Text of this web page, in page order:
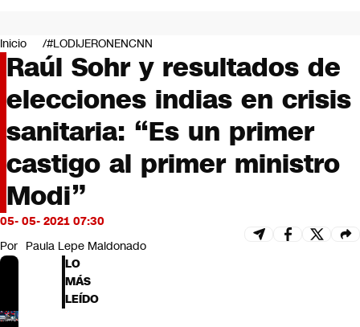
Negocios
Deportes
Programas completos
Cultura
Servicios
Bits
CNN tiempo
Futuro 360
Opinión
Inicio #LODIJERONENCNN
Raúl Sohr y resultados de
elecciones indias en crisis
sanitaria: “Es un primer
castigo al primer ministro
Modi”
05- 05- 2021 07:30
Por Paula Lepe Maldonado
LO
MÁS
LEÍDO